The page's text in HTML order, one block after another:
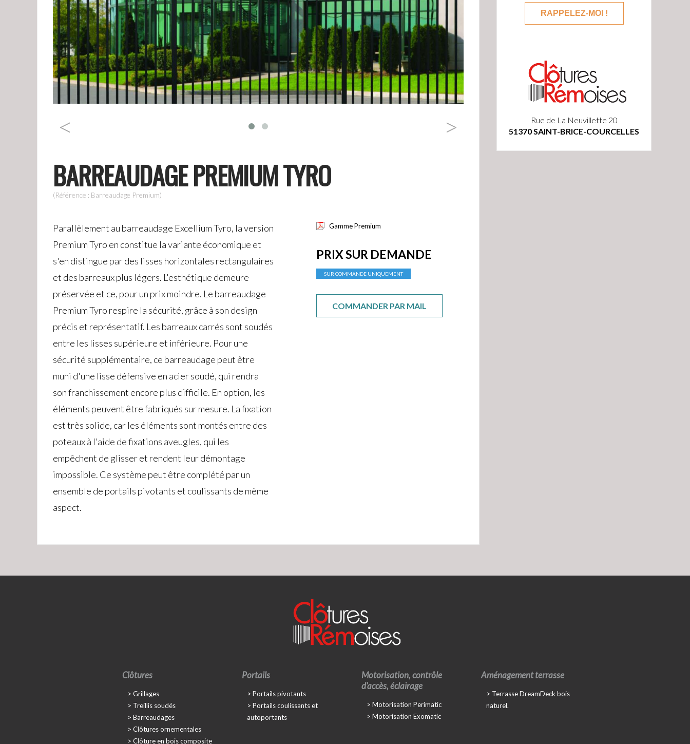
< >
BARREAUDAGE PREMIUM TYRO
(Référence : Barreaudage Premium)
Parallèlement au barreaudage Excellium Tyro, la version
Premium Tyro en constitue la variante économique et
s'en distingue par des lisses horizontales rectangulaires
et des barreaux plus légers. L'esthétique demeure
préservée et ce, pour un prix moindre. Le barreaudage
Premium Tyro respire la sécurité, grâce à son design
précis et représentatif. Les barreaux carrés sont soudés
entre les lisses supérieure et inférieure. Pour une
sécurité supplémentaire, ce barreaudage peut être
muni d'une lisse défensive en acier soudé, qui rendra
son franchissement encore plus difficile. En option, les
éléments peuvent être fabriqués sur mesure. La fixation
est très solide, car les éléments sont montés entre des
poteaux à l'aide de fixations aveugles, qui les
empêchent de glisser et rendent leur démontage
impossible. Ce système peut être complété par un
ensemble de portails pivotants et coulissants de même
aspect.
Gamme Premium
PRIX SUR DEMANDE
SUR COMMANDE UNIQUEMENT
COMMANDER PAR MAIL
Rue de La Neuvillette 20
51370 SAINT-BRICE-COURCELLES
Clôtures
Grillages
Treillis soudés
Barreaudages
Clôtures ornementales
Clôture en bois composite
Portails
Portails pivotants
Portails coulissants et
autoportants
Motorisation, contrôle
d’accès, éclairage
Motorisation Perimatic
Motorisation Exomatic
Aménagement terrasse
Terrasse DreamDeck bois
naturel.